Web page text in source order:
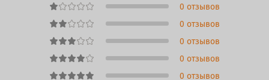
0 отзывов
0 отзывов
0 отзывов
0 отзывов
0 отзывов